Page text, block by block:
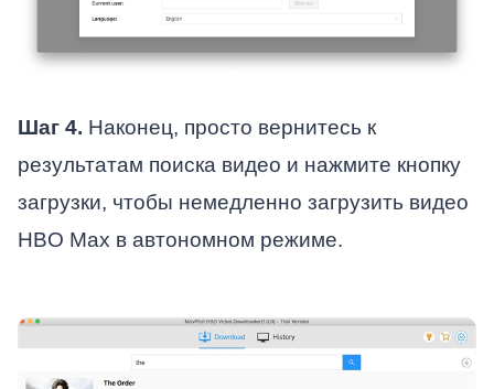
Шаг 4. Наконец, просто вернитесь к
результатам поиска видео и нажмите кнопку
загрузки, чтобы немедленно загрузить видео
HBO Max в автономном режиме.